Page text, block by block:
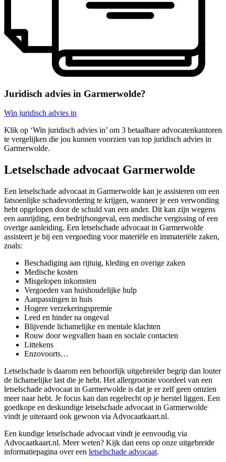
Juridisch advies in Garmerwolde?
Win juridisch advies in
Klik op ‘Win juridisch advies in’ om 3 betaalbare advocatenkantoren
te vergelijken die jou kunnen voorzien van top juridisch advies in
Garmerwolde.
Letselschade advocaat Garmerwolde
Een letselschade advocaat in Garmerwolde kan je assisteren om een
fatsoenlijke schadevordering te krijgen, wanneer je een verwonding
hebt opgelopen door de schuld van een ander. Dit kan zijn wegens
een aanrijding, een bedrijfsongeval, een medische vergissing of een
overige aanleiding. Een letselschade advocaat in Garmerwolde
assisteert je bij een vergoeding voor materiële en immateriële zaken,
zoals:
Beschadiging aan rijtuig, kleding en overige zaken
Medische kosten
Misgelopen inkomsten
Vergoeden van huishoudelijke hulp
Aanpassingen in huis
Hogere verzekeringspremie
Leed en hinder na ongeval
Blijvende lichamelijke en mentale klachten
Rouw door wegvallen baan en sociale contacten
Littekens
Enzovoorts…
Letselschade is daarom een behoorlijk uitgebreider begrip dan louter
de lichamelijke last die je hebt. Het allergrootste voordeel van een
letselschade advocaat in Garmerwolde is dat je er zelf geen omzien
meer naar hebt. Je focus kan dan regelrecht op je herstel liggen. Een
goedkope en deskundige letselschade advocaat in Garmerwolde
vindt je uiteraard ook gewoon via Advocaatkaart.nl.
Een kundige letselschade advocaat vindt je eenvoudig via
Advocaatkaart.nl. Meer weten? Kijk dan eens op onze uitgebreide
informatiepagina over een letselschade advocaat.